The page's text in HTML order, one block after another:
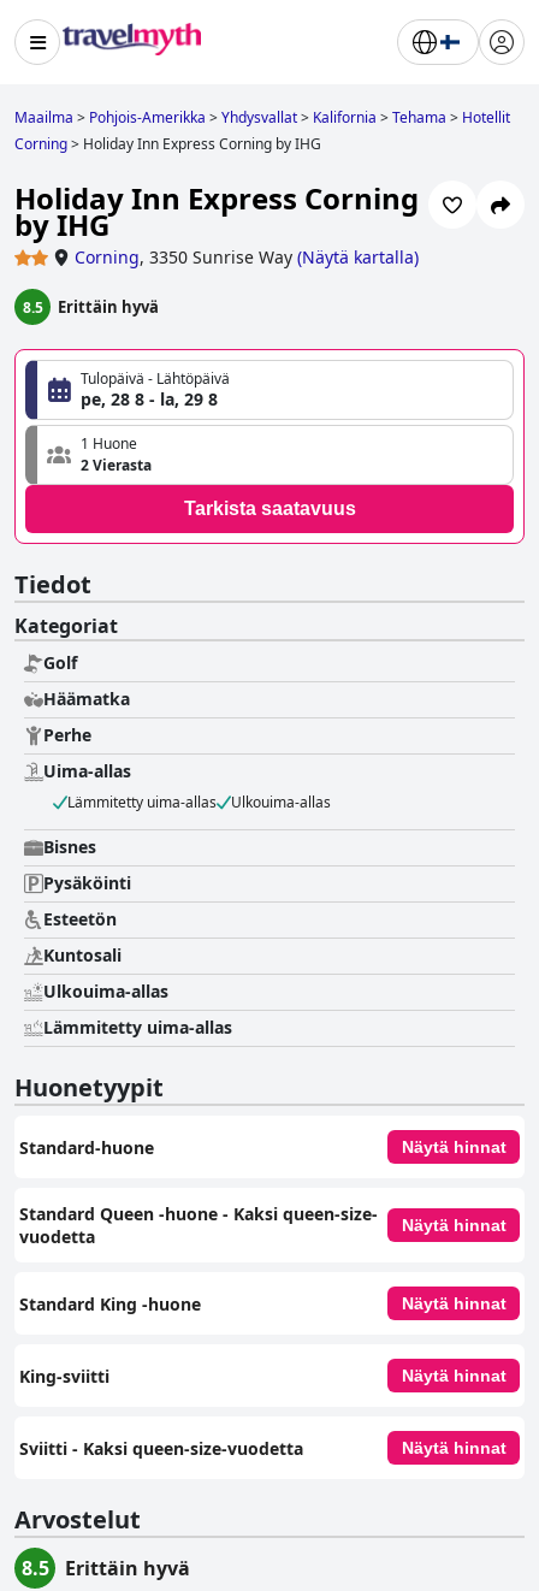
Maailma > Pohjois-Amerikka >Yhdysvallat> Kalifornia >Tehama > Hotellit
Corning> Holiday Inn Express Corning by IHG
Holiday Inn Express Corning
by IHG
Corning, 3350 Sunrise Way (Näytä kartalla)
8.5 Erittäin hyvä
Tulopäivä - Lähtöpäivä
pe, 28 8 - la, 29 8
1 Huone
2 Vierasta
Tarkista saatavuus
Tiedot
Kategoriat
Golf
Häämatka
Perhe
Uima-allas
Lämmitetty uima-allas Ulkouima-allas
Bisnes
Pysäköinti
Esteetön
Kuntosali
Ulkouima-allas
Lämmitetty uima-allas
Huonetyypit
Standard-huone Näytä hinnat
Standard Queen -huone - Kaksi queen-size-
vuodetta
Näytä hinnat
Standard King ‑huone Näytä hinnat
King-sviitti Näytä hinnat
Sviitti - Kaksi queen-size-vuodetta Näytä hinnat
Arvostelut
8.5 Erittäin hyvä